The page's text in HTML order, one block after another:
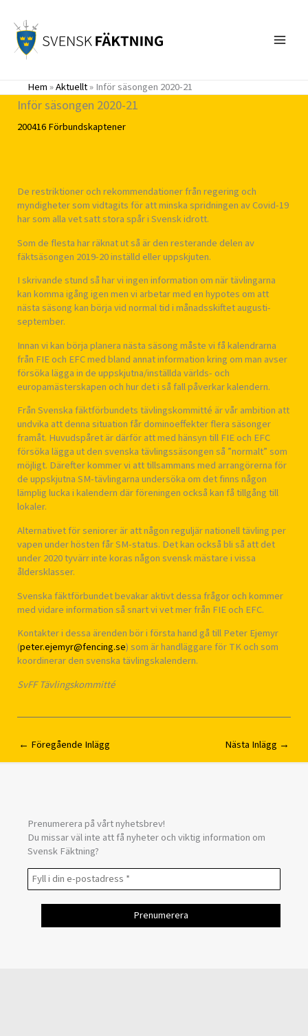
innehåll
Hem»Aktuellt»Inför säsongen 2020-21
Inför säsongen 2020-21
200416Förbundskaptener
De restriktioner och rekommendationer från regering och
myndigheter som vidtagits för att minska spridningen av Covid-19
har som alla vet satt stora spår i Svensk idrott.
Som de flesta har räknat ut så är den resterande delen av
fäktsäsongen 2019-20 inställd eller uppskjuten.
I skrivande stund så har vi ingen information om när tävlingarna
kan komma igång igen men vi arbetar med en hypotes om att
nästa säsong kan börja vid normal tid i månadsskiftet augusti-
september.
Innan vi kan börja planera nästa säsong måste vi få kalendrarna
från FIE och EFC med bland annat information kring om man avser
försöka lägga in de uppskjutna/inställda världs- och
europamästerskapen och hur det i så fall påverkar kalendern.
Från Svenska fäktförbundets tävlingskommitté är vår ambition att
undvika att denna situation får dominoeffekter flera säsonger
framåt. Huvudspåret är därför att med hänsyn till FIE och EFC
försöka lägga ut den svenska tävlingssäsongen så ”normalt” som
möjligt. Därefter kommer vi att tillsammans med arrangörerna för
de uppskjutna SM-tävlingarna undersöka om det finns någon
lämplig lucka i kalendern där föreningen också kan få tillgång till
lokaler.
Alternativet för seniorer är att någon reguljär nationell tävling per
vapen under hösten får SM-status. Det kan också bli så att det
under 2020 tyvärr inte koras någon svensk mästare i vissa
åldersklasser.
Svenska fäktförbundet bevakar aktivt dessa frågor och kommer
med vidare information så snart vi vet mer från FIE och EFC.
Kontakter i dessa ärenden bör i första hand gå till Peter Ejemyr
(peter.ejemyr@fencing.se) som är handläggare för TK och som
koordinerar den svenska tävlingskalendern.
SvFF Tävlingskommitté
← Föregående Inlägg Nästa Inlägg →
Prenumerera på vårt nyhetsbrev!
Du missar väl inte att få nyheter och viktig information om
Svensk Fäktning?